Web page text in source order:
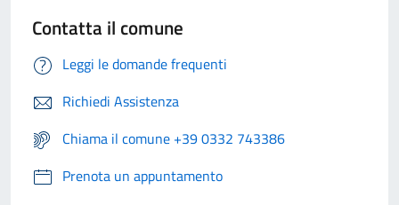
Contatta il comune
Leggi le domande frequenti
Richiedi Assistenza
Chiama il comune +39 0332 743386
Prenota un appuntamento